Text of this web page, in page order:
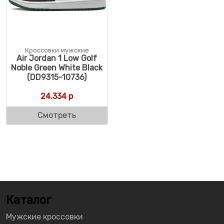
Кроссовки мужские
Air Jordan 1 Low Golf
Noble Green White Black
(DD9315-10736)
24.334р
Смотреть
Каталог
Мужские кроссовки